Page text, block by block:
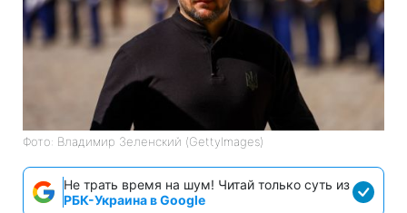
Фото: Владимир Зеленский (GettyImages)
Не трать время на шум! Читай только суть из
РБК-Украина в Google